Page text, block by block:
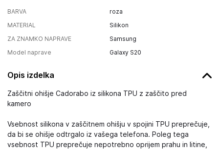
BARVA
roza
MATERIAL
Silikon
ZA ZNAMKO NAPRAVE
Samsung
Model naprave
Galaxy S20
Opis izdelka
Zaščitni ohišje Cadorabo iz silikona TPU z zaščito pred
kamero
Vsebnost silikona v zaščitnem ohišju v spojini TPU preprečuje,
da bi se ohišje odtrgalo iz vašega telefona. Poleg tega
vsebnost TPU preprečuje nepotrebno oprijem prahu in litine,